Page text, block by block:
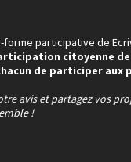
forme participative de
citoyenne de
de participer aux
avis et partagez vos
!